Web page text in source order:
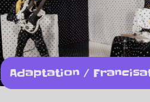
Adaptation /